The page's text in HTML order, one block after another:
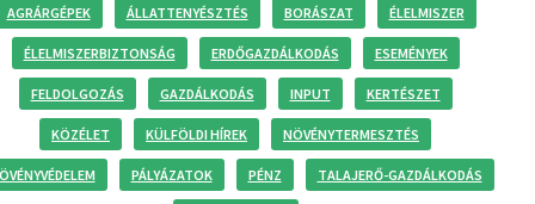
AGRÁRGÉPEK ÁLLATTENYÉSZTÉS BORÁSZAT ÉLELMISZER
ÉLELMISZERBIZTONSÁG ERDŐGAZDÁLKODÁS ESEMÉNYEK
FELDOLGOZÁS GAZDÁLKODÁS INPUT KERTÉSZET
KÖZÉLET KÜLFÖLDI HÍREK NÖVÉNYTERMESZTÉS
PÁLYÁZATOK PÉNZ TALAJERŐ-GAZDÁLKODÁS